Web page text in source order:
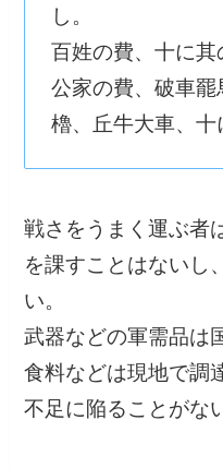
し。
百姓の費、十に其
公家の費、破車
櫓、丘牛大車、十
戦さをうまく運ぶ者
を課すことはないし
い。
武器などの軍需品は
食料などは現地で調
不足に陥ることがな